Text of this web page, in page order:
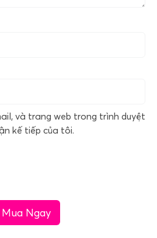
và trang web trong trình duyệt
kế tiếp của tôi.
Mua Ngay